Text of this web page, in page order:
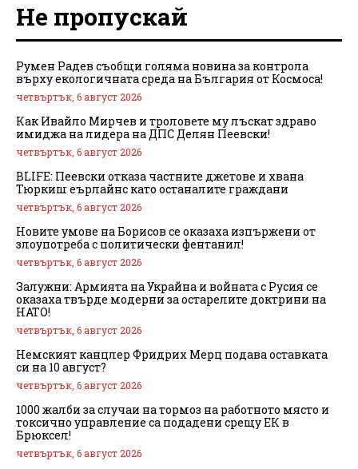
Не пропускай
Румен Радев съобщи голяма новина за контрола
върху екологичната среда на България от Космоса!
четвъртък, 6 август 2026
Как Ивайло Мирчев и троловете му лъскат здраво
имиджа на лидера на ДПС Делян Пеевски!
четвъртък, 6 август 2026
BLIFE: Пеевски отказа частните джетове и хвана
Тюркиш еърлайнс като останалите граждани
четвъртък, 6 август 2026
Новите умове на Борисов се оказаха изпържени от
злоупотреба с политически фентанил!
четвъртък, 6 август 2026
Залужни: Армията на Украйна и войната с Русия се
оказаха твърде модерни за остарелите доктрини на
НАТО!
четвъртък, 6 август 2026
Немският канцлер Фридрих Мерц подава оставката
си на 10 август?
четвъртък, 6 август 2026
1000 жалби за случаи на тормоз на работното място и
токсично управление са подадени срещу ЕК в
Брюксел!
четвъртък, 6 август 2026